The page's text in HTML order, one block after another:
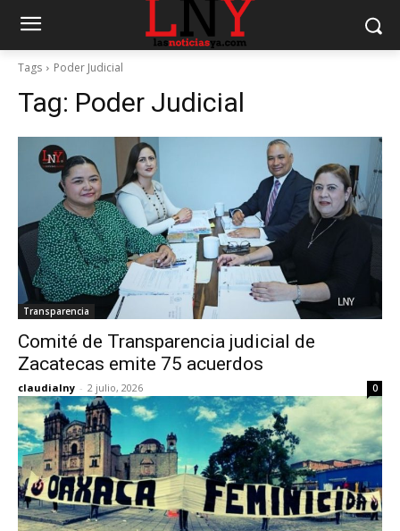
Tags Poder Judicial
Tag: Poder Judicial
Transparencia
Comité de Transparencia judicial de
Zacatecas emite 75 acuerdos
claudialny - 2 julio, 2026 0